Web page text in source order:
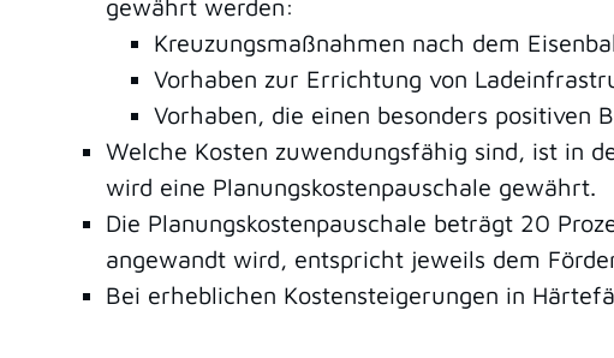
gewährt werden:
Kreuzungsmaßnahmen nach dem
Vorhaben zur Errichtung von
Vorhaben, die einen besonders positiven
Welche Kosten zuwendungsfähig sind, ist in
wird eine Planungskostenpauschale gewährt.
Die Planungskostenpauschale beträgt 20
angewandt wird, entspricht jeweils dem
Bei erheblichen Kostensteigerungen in